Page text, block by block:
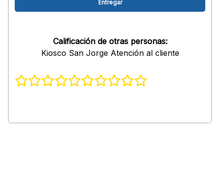
Calificación de otras personas:
Kiosco San Jorge Atención al cliente